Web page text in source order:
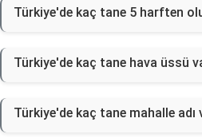
Türkiye'de kaç tane 5 harften
Türkiye'de kaç tane hava üssü
Türkiye'de kaç tane mahalle adı